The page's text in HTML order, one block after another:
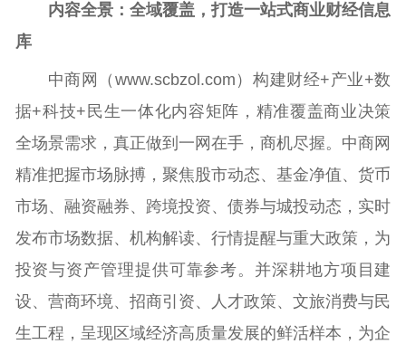
内容全景：全域覆盖，打造一站式商业财经信息
库
中商网（www.scbzol.com）构建财经+产业+数
据+科技+民生一体化内容矩阵，精准覆盖商业决策
全场景需求，真正做到一网在手，商机尽握。中商网
精准把握市场脉搏，聚焦股市动态、基金净值、货币
市场、融资融券、跨境投资、债券与城投动态，实时
发布市场数据、机构解读、行情提醒与重大政策，为
投资与资产管理提供可靠参考。并深耕地方项目建
设、营商环境、招商引资、人才政策、文旅消费与民
生工程，呈现区域经济高质量发展的鲜活样本，为企